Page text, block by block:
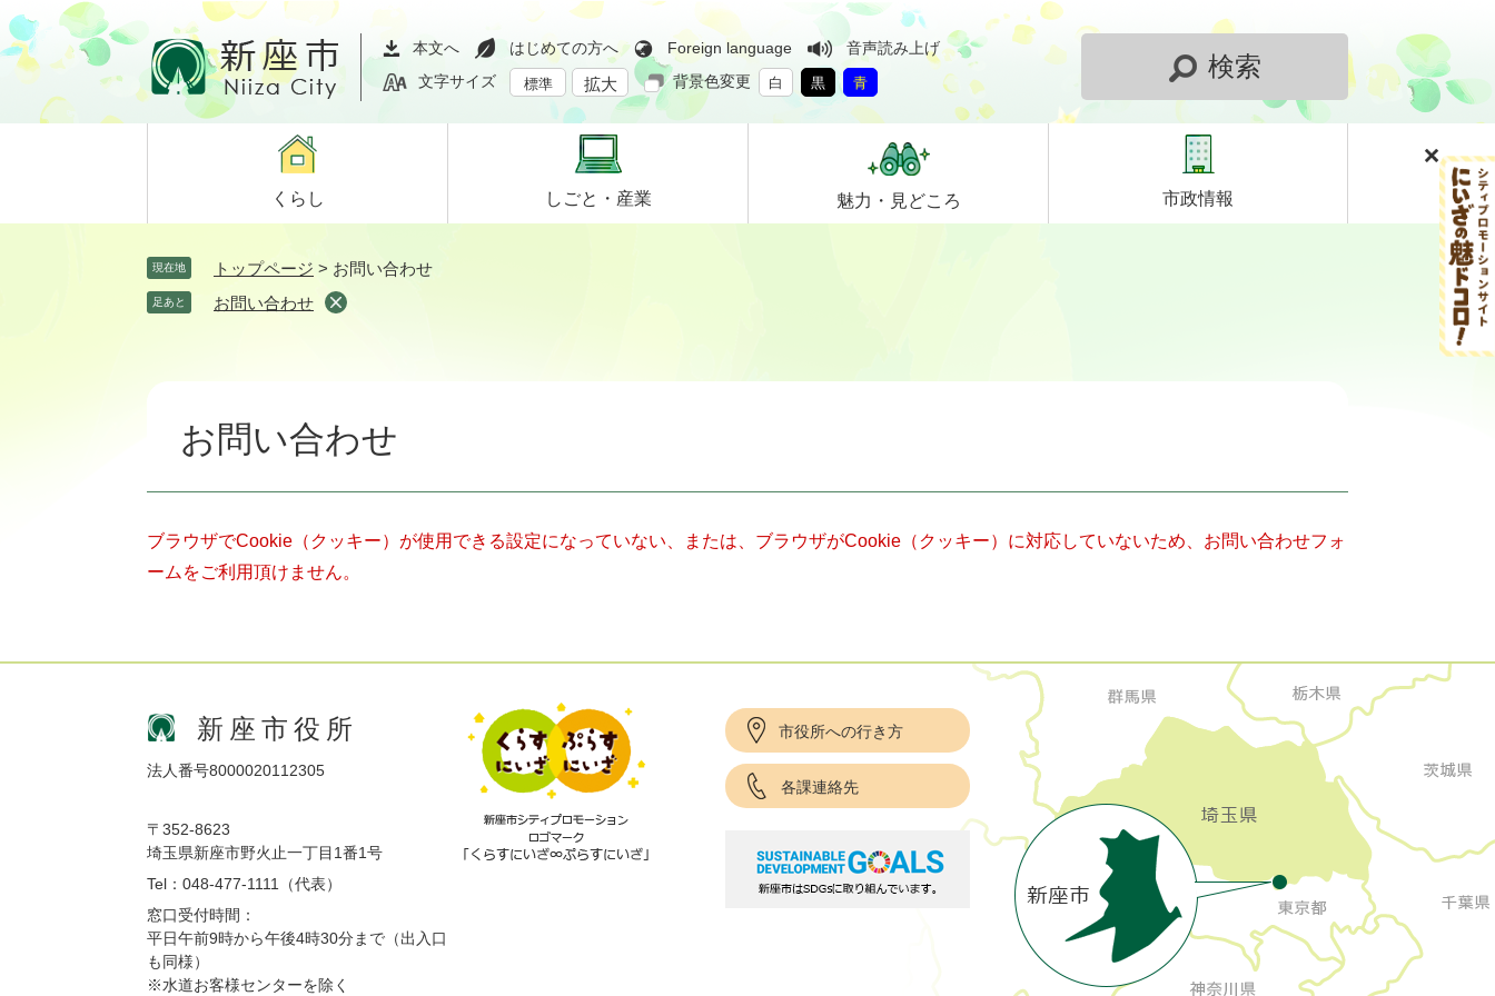
ペ
ー
ジ
メ
ニ
ュ
て
本文へ はじめての方へ Foreign language
音声読み上げ
文字サイズ
標準 拡大 背景色変更 白 黒 青
検索
くらし しごと・ 産業 魅力・ 見どころ 市政情報
現在地 トップページ > お問い合わせ
足あと お問い合わせ
お問い合わせ
ブラウザでCookie（クッキー）が使用できる設定になっていない、または、ブラウザがCookie（クッキー）に対応していないため、お問い合わせフォ
ームをご利用頂けません。
新座市役所
法人番号8000020112305
〒352-8623
埼玉県新座市野火止一丁目1番1号
Tel：048-477-1111（代表）
窓口受付時間：
平日午前9時から午後4時30分まで（出入口
も同様）
※水道お客様センターを除く
市役所への行き方
各課連絡先